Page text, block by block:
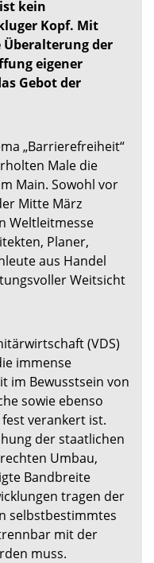
kein
Kopf. Mit
der
eigener
Gebot der
„Barrierefreiheit“
Male die
Main. Sowohl vor
Mitte März
Weltleitmesse
Planer,
aus Handel
Weitsicht
(VDS)
immense
im Bewusstsein von
sowie ebenso
verankert ist.
der staatlichen
Umbau,
Bandbreite
tragen der
selbstbestimmtes
mit der
muss.